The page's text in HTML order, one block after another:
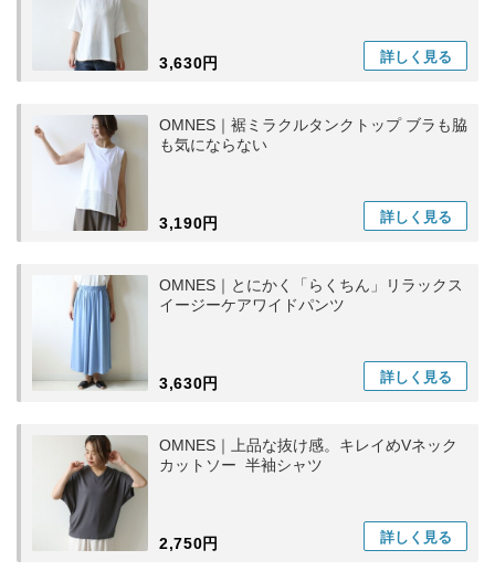
3,630円 詳しく 見る
OMNES｜裾ミラクルタンクトップ ブラも脇
も気にならない
3,190円 詳しく 見る
OMNES｜とにかく「らくちん」リラックス
イージーケアワイドパンツ
3,630円 詳しく 見る
OMNES｜上品な抜け感。キレイめVネック
カットソー 半袖シャツ
2,750円 詳しく 見る